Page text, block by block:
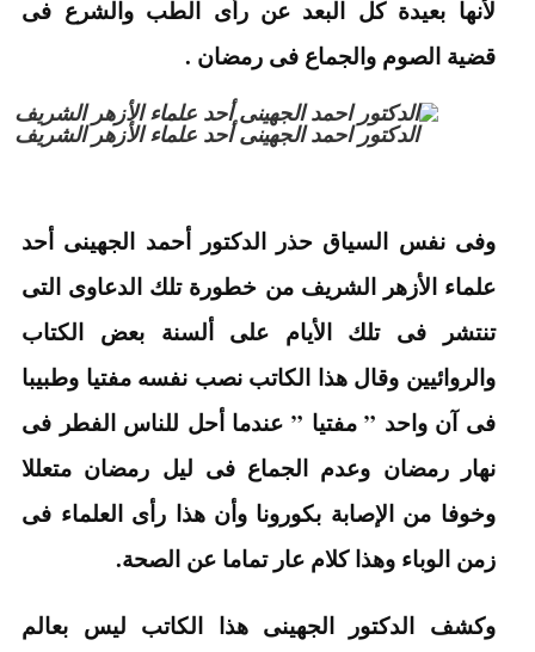
لأنها بعيدة كل البعد عن رأى الطب والشرع فى
قضية الصوم والجماع فى رمضان .
الدكتور احمد الجهينى أحد علماء الأزهر الشريف
وفى نفس السياق حذر الدكتور أحمد الجهينى أحد
علماء الأزهر الشريف من خطورة تلك الدعاوى التى
تنتشر فى تلك الأيام على ألسنة بعض الكتاب
والروائيين وقال هذا الكاتب نصب نفسه مفتيا وطبيبا
فى آن واحد ” مفتيا ” عندما أحل للناس الفطر فى
نهار رمضان وعدم الجماع فى ليل رمضان متعللا
وخوفا من الإصابة بكورونا وأن هذا رأى العلماء فى
زمن الوباء وهذا كلام عار تماما عن الصحة.
وكشف الدكتور الجهينى هذا الكاتب ليس بعالم